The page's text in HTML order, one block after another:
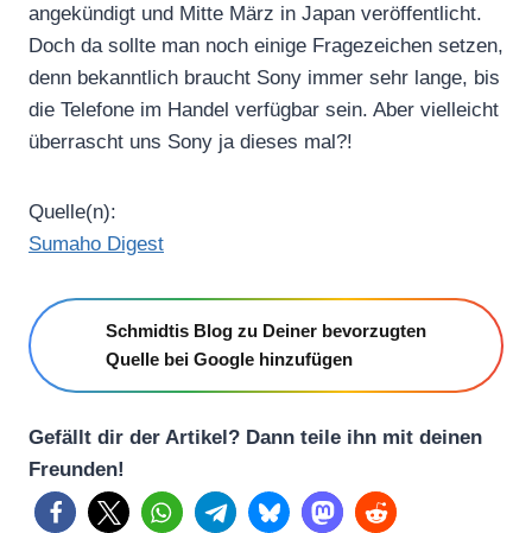
angekündigt und Mitte März in Japan veröffentlicht.
Doch da sollte man noch einige Fragezeichen setzen,
denn bekanntlich braucht Sony immer sehr lange, bis
die Telefone im Handel verfügbar sein. Aber vielleicht
überrascht uns Sony ja dieses mal?!
Quelle(n):
Sumaho Digest
Schmidtis Blog zu Deiner bevorzugten
Quelle bei Google hinzufügen
Gefällt dir der Artikel? Dann teile ihn mit deinen
Freunden!